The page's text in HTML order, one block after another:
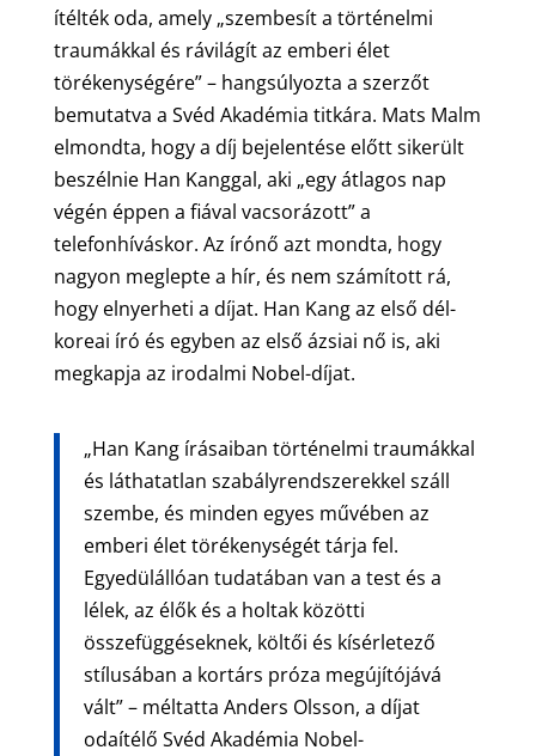
ítélték oda, amely „szembesít a történelmi
traumákkal és rávilágít az emberi élet
törékenységére” – hangsúlyozta a szerzőt
bemutatva a Svéd Akadémia titkára. Mats Malm
elmondta, hogy a díj bejelentése előtt sikerült
beszélnie Han Kanggal, aki „egy átlagos nap
végén éppen a fiával vacsorázott” a
telefonhíváskor. Az írónő azt mondta, hogy
nagyon meglepte a hír, és nem számított rá,
hogy elnyerheti a díjat. Han Kang az első dél-
koreai író és egyben az első ázsiai nő is, aki
megkapja az irodalmi Nobel-díjat.
„Han Kang írásaiban történelmi traumákkal
és láthatatlan szabályrendszerekkel száll
szembe, és minden egyes művében az
emberi élet törékenységét tárja fel.
Egyedülállóan tudatában van a test és a
lélek, az élők és a holtak közötti
összefüggéseknek, költői és kísérletező
stílusában a kortárs próza megújítójává
vált” – méltatta Anders Olsson, a díjat
odaítélő Svéd Akadémia Nobel-